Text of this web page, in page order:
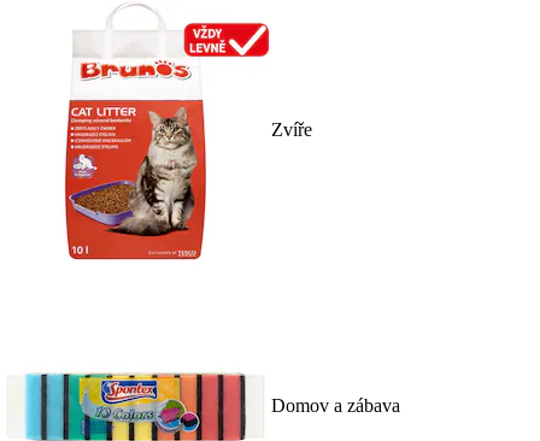
Zvíře
Domov a zábava